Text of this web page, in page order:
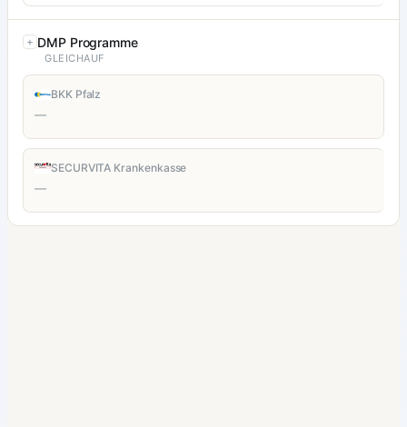
DMP Programme
GLEICHAUF
BKK Pfalz
—
SECURVITA Krankenkasse
—